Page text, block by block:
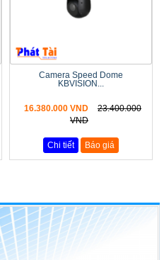
Camera Speed Dome
KBVISION...
16.380.000 VND
23.400.000
VND
Chi tiết Báo giá